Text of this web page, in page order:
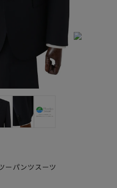
ーパンツスーツ